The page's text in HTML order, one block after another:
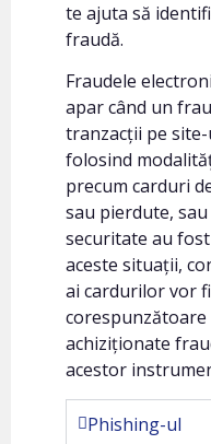
te ajuta să
fraudă.
Fraudele
apar când un
tranzacții pe
folosind
precum carduri
sau pierdute,
securitate au
aceste situații,
ai cardurilor vor
achiziționate
acestor
Phishing-ul